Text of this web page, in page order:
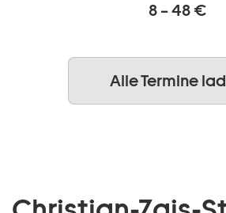
8 – 48 €
Alle Termine